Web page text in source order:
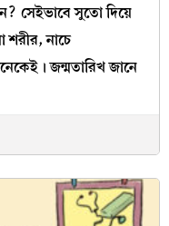
সেইভাবে সুতো দিয়ে
শরীর, নাচে
জন্মতারিখ জানে